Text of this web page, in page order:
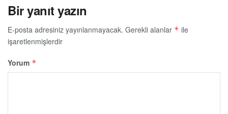
Bir yanıt yazın
E-posta adresiniz yayınlanmayacak. Gerekli alanlar * ile
işaretlenmişlerdir
Yorum *